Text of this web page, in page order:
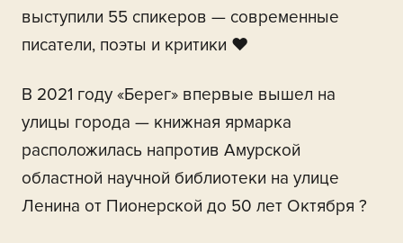
выступили 55 спикеров — современные
писатели, поэты и критики ❤
В 2021 году «Берег» впервые вышел на
улицы города — книжная ярмарка
расположилась напротив Амурской
областной научной библиотеки на улице
Ленина от Пионерской до 50 лет Октября ?